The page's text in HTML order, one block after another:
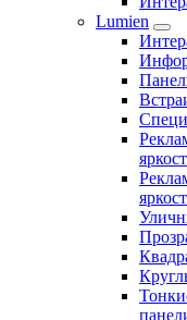
Lumien